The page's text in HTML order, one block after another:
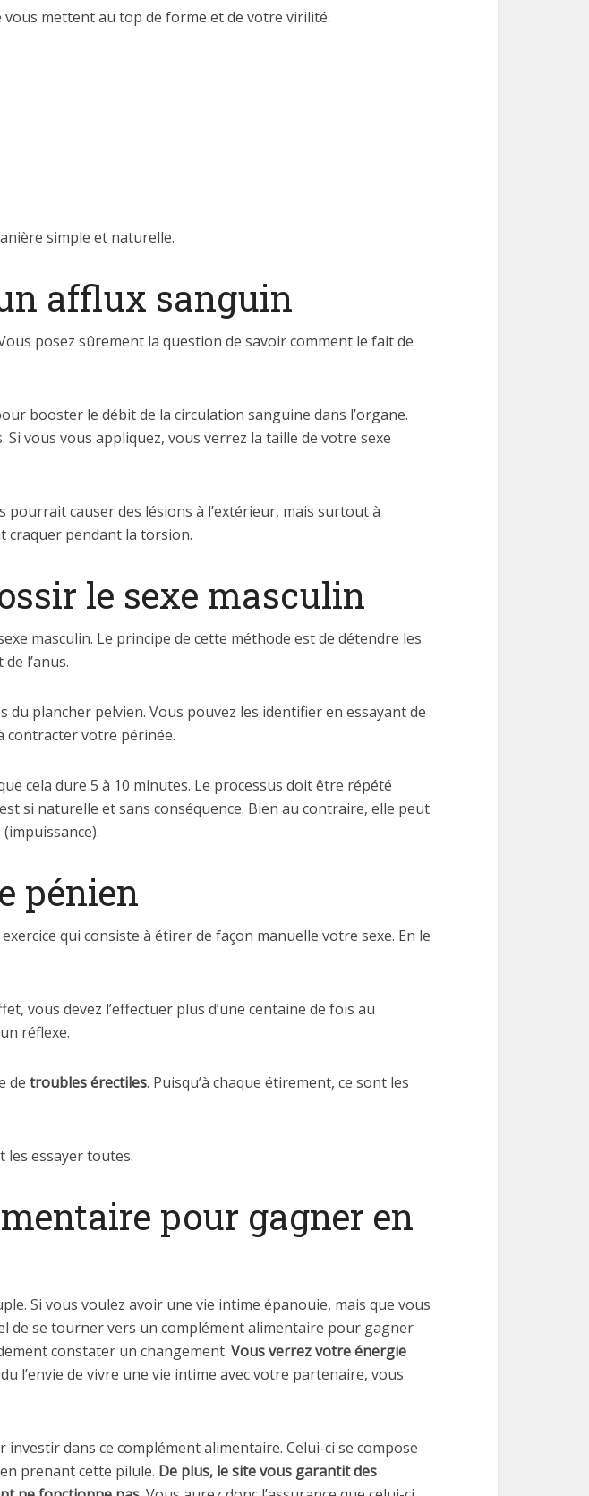
mettent au top de forme et de votre virilité.
simple et naturelle.
afflux sanguin
posez sûrement la question de savoir comment le fait de
booster le débit de la circulation sanguine dans l’organe.
vous vous appliquez, vous verrez la taille de votre sexe
causer des lésions à l’extérieur, mais surtout à
craquer pendant la torsion.
le sexe masculin
masculin. Le principe de cette méthode est de détendre les
l’anus.
du plancher pelvien. Vous pouvez les identifier en essayant de
contracter votre périnée.
cela dure 5 à 10 minutes. Le processus doit être répété
si naturelle et sans conséquence. Bien au contraire, elle peut
pénien
qui consiste à étirer de façon manuelle votre sexe. En le
vous devez l’effectuer plus d’une centaine de fois au
réflexe.
de troubles érectiles. Puisqu’à chaque étirement, ce sont les
les essayer toutes.
pour gagner en
Si vous voulez avoir une vie intime épanouie, mais que vous
de se tourner vers un complément alimentaire pour gagner
constater un changement. Vous verrez votre énergie
l’envie de vivre une vie intime avec votre partenaire, vous
dans ce complément alimentaire. Celui-ci se compose
prenant cette pilule. De plus, le site vous garantit des